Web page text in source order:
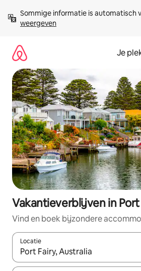
direct
naar
Sommige informatie is automatisch
weergeven
Je
Vakantieverblijven in Port
Vind en boek bijzondere
Locatie
Wanneer er resultaten beschikbaar